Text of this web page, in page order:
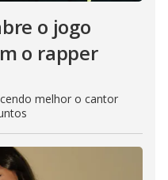
o jogo
o rapper
melhor o cantor